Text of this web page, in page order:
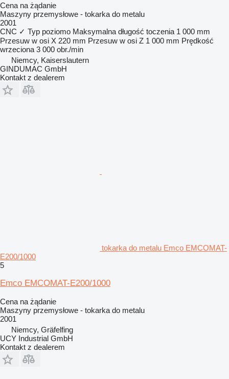
Cena na żądanie
Maszyny przemysłowe - tokarka do metalu
2001
CNC ✓ Typ poziomo Maksymalna długość toczenia 1 000 mm
Przesuw w osi X 220 mm Przesuw w osi Z 1 000 mm Prędkość
wrzeciona 3 000 obr./min
Niemcy, Kaiserslautern
GINDUMAC GmbH
Kontakt z dealerem
tokarka do metalu Emco EMCOMAT-
E200/1000
5
Emco EMCOMAT-E200/1000
Cena na żądanie
Maszyny przemysłowe - tokarka do metalu
2001
Niemcy, Gräfelfing
UCY Industrial GmbH
Kontakt z dealerem